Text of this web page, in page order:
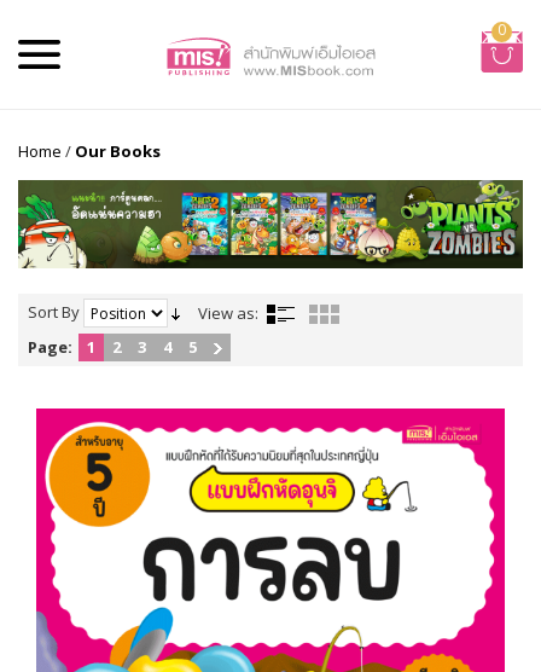
0
Home / Our Books
Sort By
View as:
Page:
1 2 3 4 5